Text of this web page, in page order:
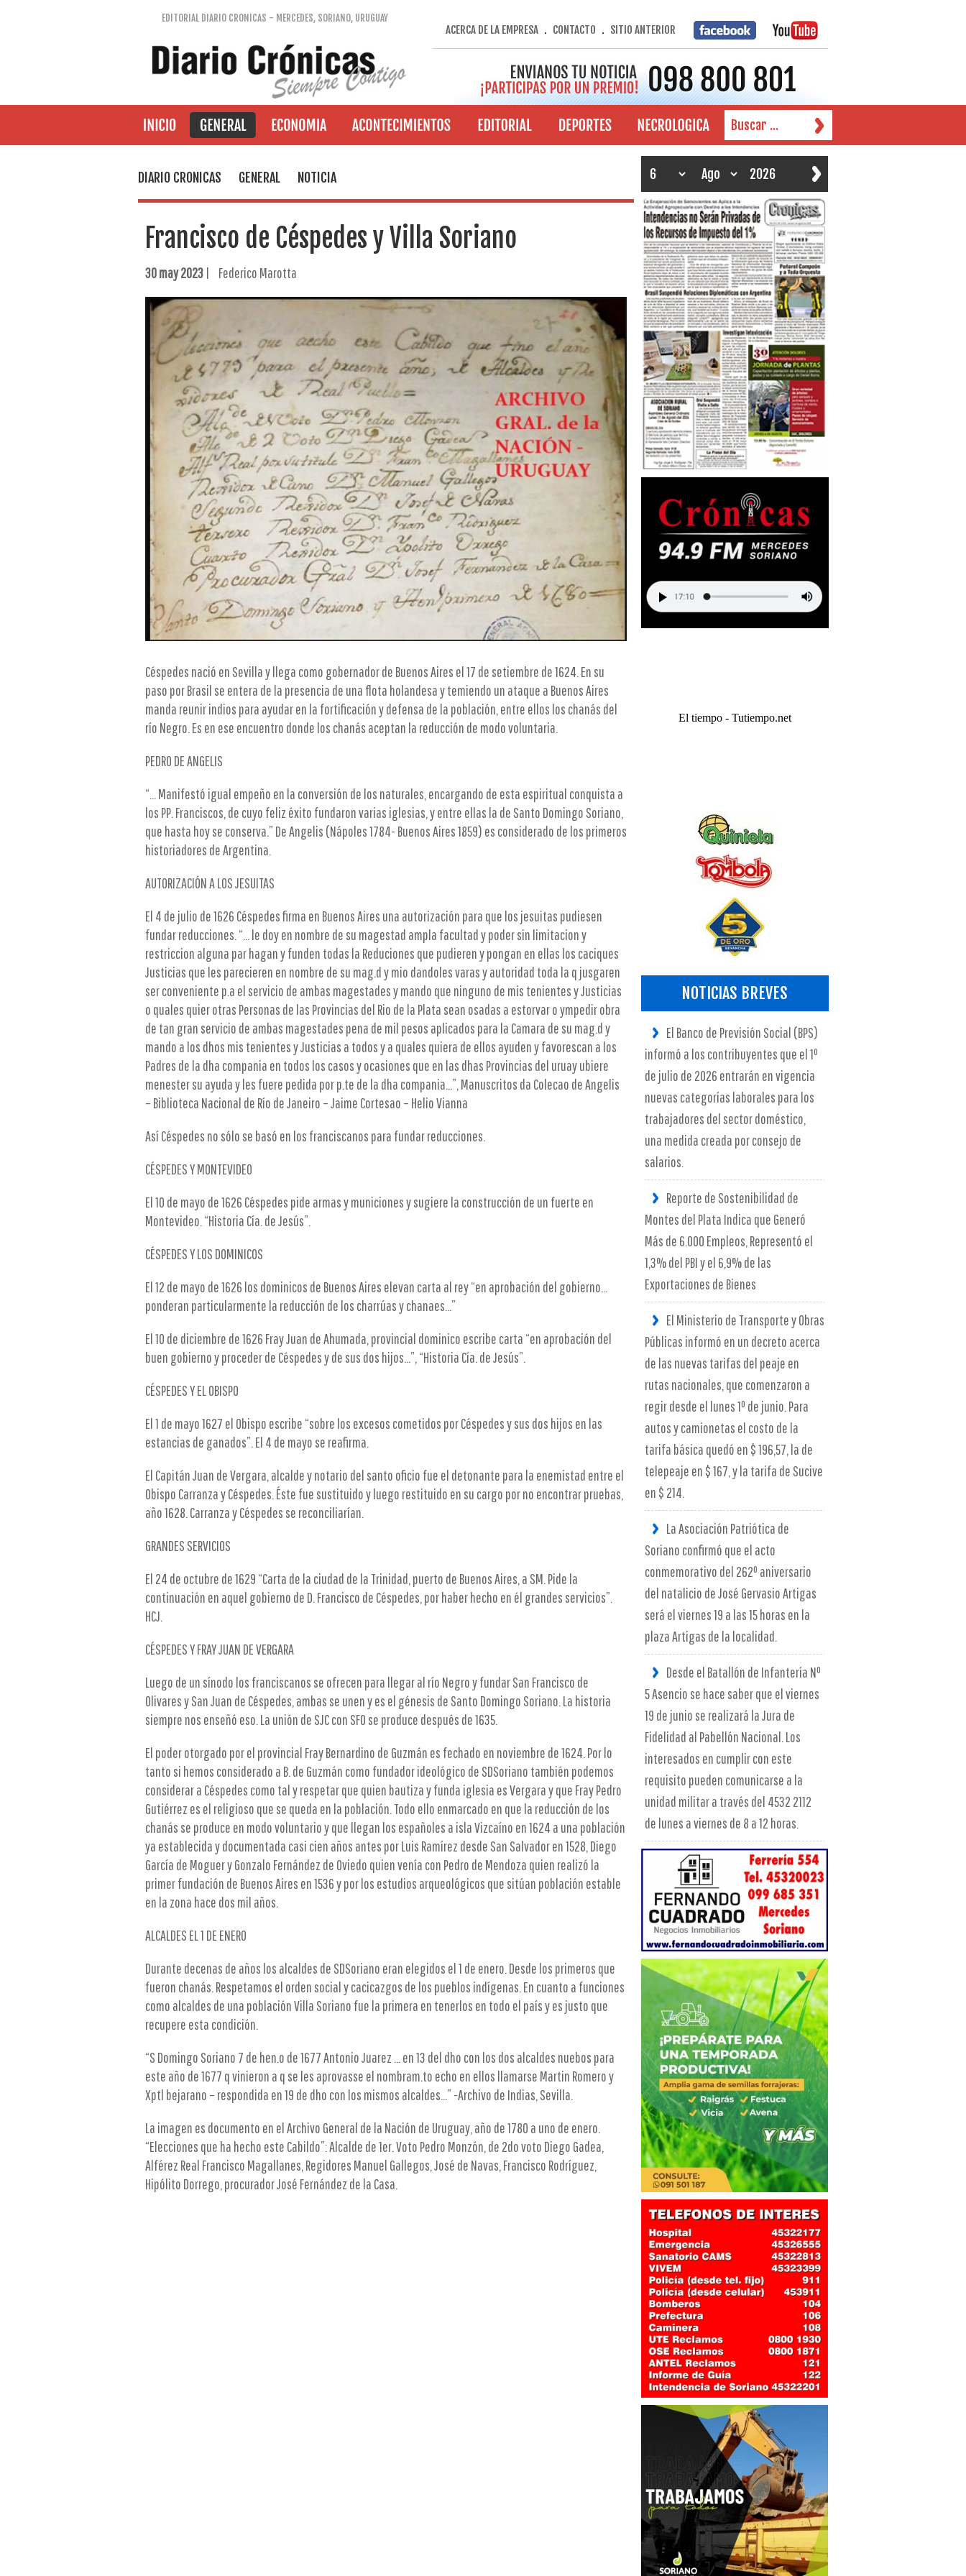
EDITORIAL DIARIO CRONICAS - MERCEDES, SORIANO, URUGUAY
ACERCA DE LA EMPRESA. CONTACTO . SITIO ANTERIOR
DIARIO CRONICAS GENERAL NOTICIA
Francisco de Céspedes y Villa Soriano
30 may 2023| Federico Marotta
Céspedes nació en Sevilla y llega como gobernador de Buenos Aires el 17 de setiembre de 1624. En su
paso por Brasil se entera de la presencia de una flota holandesa y temiendo un ataque a Buenos Aires
manda reunir indios para ayudar en la fortificación y defensa de la población, entre ellos los chanás del
río Negro. Es en ese encuentro donde los chanás aceptan la reducción de modo voluntaria.
PEDRO DE ANGELIS
“... Manifestó igual empeño en la conversión de los naturales, encargando de esta espiritual conquista a
los PP. Franciscos, de cuyo feliz éxito fundaron varias iglesias, y entre ellas la de Santo Domingo Soriano,
que hasta hoy se conserva.” De Angelis (Nápoles 1784- Buenos Aires 1859) es considerado de los primeros
historiadores de Argentina.
AUTORIZACIÓN A LOS JESUITAS
El 4 de julio de 1626 Céspedes firma en Buenos Aires una autorización para que los jesuitas pudiesen
fundar reducciones. “... le doy en nombre de su magestad ampla facultad y poder sin limitacion y
restriccion alguna par hagan y funden todas la Reduciones que pudieren y pongan en ellas los caciques
Justicias que les parecieren en nombre de su mag.d y mio dandoles varas y autoridad toda la q jusgaren
ser conveniente p.a el servicio de ambas magestades y mando que ninguno de mis tenientes y Justicias
o quales quier otras Personas de las Provincias del Rio de la Plata sean osadas a estorvar o ympedir obra
de tan gran servicio de ambas magestades pena de mil pesos aplicados para la Camara de su mag.d y
mando a los dhos mis tenientes y Justicias a todos y a quales quiera de ellos ayuden y favorescan a los
Padres de la dha compania en todos los casos y ocasiones que en las dhas Provincias del uruay ubiere
menester su ayuda y les fuere pedida por p.te de la dha compania...”, Manuscritos da Colecao de Angelis
– Biblioteca Nacional de Río de Janeiro – Jaime Cortesao – Helio Vianna
Así Céspedes no sólo se basó en los franciscanos para fundar reducciones.
CÉSPEDES Y MONTEVIDEO
El 10 de mayo de 1626 Céspedes pide armas y municiones y sugiere la construcción de un fuerte en
Montevideo. “Historia Cía. de Jesús”.
CÉSPEDES Y LOS DOMINICOS
El 12 de mayo de 1626 los dominicos de Buenos Aires elevan carta al rey “en aprobación del gobierno...
ponderan particularmente la reducción de los charrúas y chanaes...”
El 10 de diciembre de 1626 Fray Juan de Ahumada, provincial dominico escribe carta “en aprobación del
buen gobierno y proceder de Céspedes y de sus dos hijos...”, “Historia Cía. de Jesús”.
CÉSPEDES Y EL OBISPO
El 1 de mayo 1627 el Obispo escribe “sobre los excesos cometidos por Céspedes y sus dos hijos en las
estancias de ganados”. El 4 de mayo se reafirma.
El Capitán Juan de Vergara, alcalde y notario del santo oficio fue el detonante para la enemistad entre el
Obispo Carranza y Céspedes. Éste fue sustituido y luego restituido en su cargo por no encontrar pruebas,
año 1628. Carranza y Céspedes se reconciliarían.
GRANDES SERVICIOS
El 24 de octubre de 1629 “Carta de la ciudad de la Trinidad, puerto de Buenos Aires, a SM. Pide la
continuación en aquel gobierno de D. Francisco de Céspedes, por haber hecho en él grandes servicios”.
HCJ.
CÉSPEDES Y FRAY JUAN DE VERGARA
Luego de un sínodo los franciscanos se ofrecen para llegar al río Negro y fundar San Francisco de
Olivares y San Juan de Céspedes, ambas se unen y es el génesis de Santo Domingo Soriano. La historia
siempre nos enseñó eso. La unión de SJC con SFO se produce después de 1635.
El poder otorgado por el provincial Fray Bernardino de Guzmán es fechado en noviembre de 1624. Por lo
tanto si hemos considerado a B. de Guzmán como fundador ideológico de SDSoriano también podemos
considerar a Céspedes como tal y respetar que quien bautiza y funda iglesia es Vergara y que Fray Pedro
Gutiérrez es el religioso que se queda en la población. Todo ello enmarcado en que la reducción de los
chanás se produce en modo voluntario y que llegan los españoles a isla Vizcaíno en 1624 a una población
ya establecida y documentada casi cien años antes por Luis Ramírez desde San Salvador en 1528, Diego
García de Moguer y Gonzalo Fernández de Oviedo quien venía con Pedro de Mendoza quien realizó la
primer fundación de Buenos Aires en 1536 y por los estudios arqueológicos que sitúan población estable
en la zona hace dos mil años.
ALCALDES EL 1 DE ENERO
Durante decenas de años los alcaldes de SDSoriano eran elegidos el 1 de enero. Desde los primeros que
fueron chanás. Respetamos el orden social y cacicazgos de los pueblos indígenas. En cuanto a funciones
como alcaldes de una población Villa Soriano fue la primera en tenerlos en todo el país y es justo que
recupere esta condición.
“S Domingo Soriano 7 de hen.o de 1677 Antonio Juarez … en 13 del dho con los dos alcaldes nuebos para
este año de 1677 q vinieron a q se les aprovasse el nombram.to echo en ellos llamarse Martin Romero y
Xptl bejarano – respondida en 19 de dho con los mismos alcaldes...” -Archivo de Indias, Sevilla.
La imagen es documento en el Archivo General de la Nación de Uruguay, año de 1780 a uno de enero.
“Elecciones que ha hecho este Cabildo”: Alcalde de 1er. Voto Pedro Monzón, de 2do voto Diego Gadea,
Alférez Real Francisco Magallanes, Regidores Manuel Gallegos, José de Navas, Francisco Rodríguez,
Hipólito Dorrego, procurador José Fernández de la Casa.
El tiempo - Tutiempo.net
NOTICIAS BREVES
El Banco de Previsión Social (BPS)
informó a los contribuyentes que el 1º
de julio de 2026 entrarán en vigencia
nuevas categorías laborales para los
trabajadores del sector doméstico,
una medida creada por consejo de
salarios.
Reporte de Sostenibilidad de
Montes del Plata Indica que Generó
Más de 6.000 Empleos, Representó el
1,3% del PBI y el 6,9% de las
Exportaciones de Bienes
El Ministerio de Transporte y Obras
Públicas informó en un decreto acerca
de las nuevas tarifas del peaje en
rutas nacionales, que comenzaron a
regir desde el lunes 1º de junio. Para
autos y camionetas el costo de la
tarifa básica quedó en $ 196,57, la de
telepeaje en $ 167, y la tarifa de Sucive
en $ 214.
La Asociación Patriótica de
Soriano confirmó que el acto
conmemorativo del 262º aniversario
del natalicio de José Gervasio Artigas
será el viernes 19 a las 15 horas en la
plaza Artigas de la localidad.
Desde el Batallón de Infantería Nº
5 Asencio se hace saber que el viernes
19 de junio se realizará la Jura de
Fidelidad al Pabellón Nacional. Los
interesados en cumplir con este
requisito pueden comunicarse a la
unidad militar a través del 4532 2112
de lunes a viernes de 8 a 12 horas.